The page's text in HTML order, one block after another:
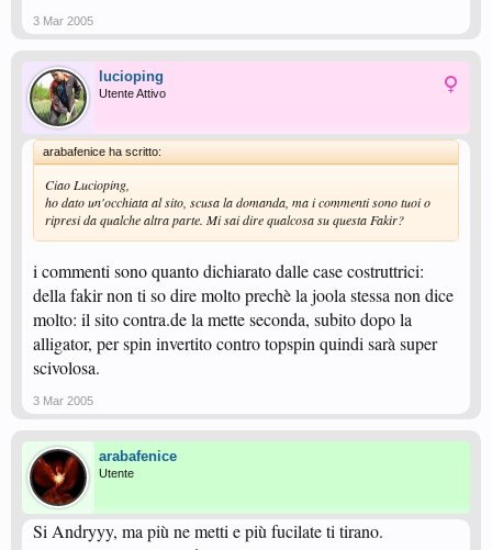
3 Mar 2005
lucioping
Utente Attivo
arabafenice ha scritto:
Ciao Lucioping,
ho dato un'occhiata al sito, scusa la domanda, ma i commenti sono tuoi o
ripresi da qualche altra parte. Mi sai dire qualcosa su questa Fakir?
i commenti sono quanto dichiarato dalle case costruttrici:
della fakir non ti so dire molto prechè la joola stessa non dice
molto: il sito contra.de la mette seconda, subito dopo la
alligator, per spin invertito contro topspin quindi sarà super
scivolosa.
3 Mar 2005
arabafenice
Utente
Si Andryyy, ma più ne metti e più fucilate ti tirano.